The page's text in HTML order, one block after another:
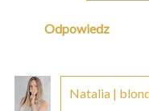
Odpowiedz
Natalia |